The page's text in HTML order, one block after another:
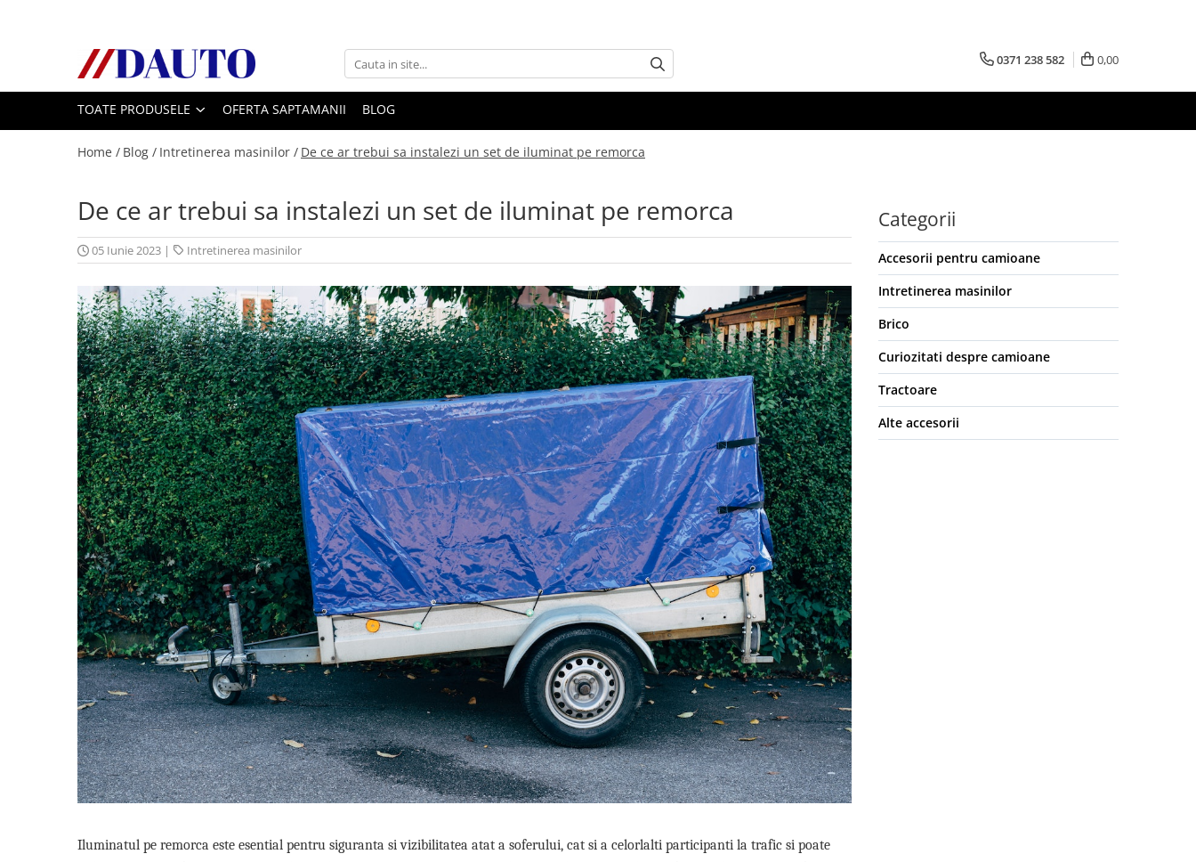
Toate Produsele
Bullbare, Suporti lumini camioane
Accesorii inox
DAF XF Euro 6
Mercedes Actros
Mercedes Actros MP2
Mercedes Actros MP3
Mercedes Actros MP4, MP5
Mercedes Actros MP6
Mercedes Arocs
Scania R S G P Next Generation
Scania RPG
Volvo FH 2 Euro 4
0371 238 582 0,00
TOATE PRODUSELE OFERTA SAPTAMANII BLOG
Home / Blog / Intretinerea masinilor / De ce ar trebui sa instalezi un set de iluminat pe remorca
De ce ar trebui sa instalezi un set de iluminat pe remorca
05 Iunie 2023 | Intretinerea masinilor
Iluminatul pe remorca este esential pentru siguranta si vizibilitatea atat a soferului, cat si a celorlalti participanti la trafic si poate
Categorii
Accesorii pentru camioane
Intretinerea masinilor
Brico
Curiozitati despre camioane
Tractoare
Alte accesorii